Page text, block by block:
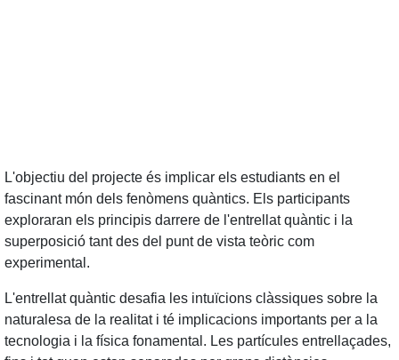
L'objectiu del projecte és implicar els estudiants en el
fascinant món dels fenòmens quàntics. Els participants
exploraran els principis darrere de l'entrellat quàntic i la
superposició tant des del punt de vista teòric com
experimental.
L'entrellat quàntic desafia les intuïcions clàssiques sobre la
naturalesa de la realitat i té implicacions importants per a la
tecnologia i la física fonamental. Les partícules entrellaçades,